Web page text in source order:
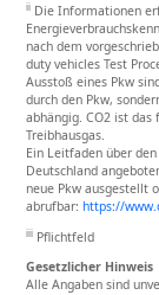
ii Die Informationen
nach dem
duty vehicles Test
Ausstoß eines Pkw
durch den Pkw,
abhängig. CO2 ist
Treibhausgas.
Ein Leitfaden über
Deutschland
neue Pkw ausgestellt
abrufbar:https://
iii Pflichtfeld
Gesetzlicher Hinweis
Alle Angaben sind